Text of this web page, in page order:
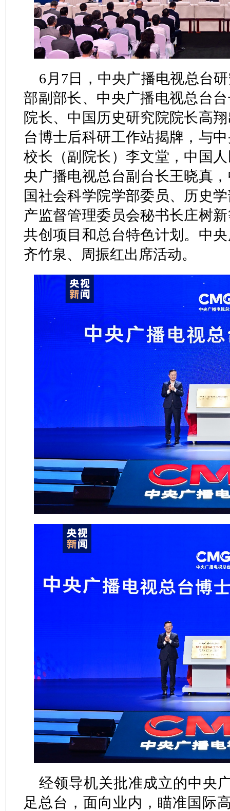
6月7日，中央广播电视总台
部副部长、中央广播电视总台
院长、中国历史研究院院长高
台博士后科研工作站揭牌，与
校长（副院长）李文堂，中国
央广播电视总台副台长王晓真
国社会科学院学部委员、历史
产监督管理委员会秘书长庄树
共创项目和总台特色计划。中
齐竹泉、周振红出席活动。
经领导机关批准成立的中央
足总台，面向业内，瞄准国际